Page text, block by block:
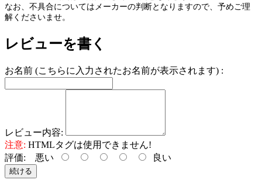
なお、不具合についてはメーカーの判断となりますので、予めご理
解くださいませ。
レビューを書く
お名前 (こちらに入力されたお名前が表示されます) :
レビュー内容:
注意: HTMLタグは使用できません!
評価: 悪い 良い
続ける